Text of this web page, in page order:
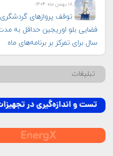
۱۸ بهمن ماه ۱۴۰۴
توقف پروازهای گردشگری
سال برای تمرکز بر برنامه‌های ماه
تبلیغات